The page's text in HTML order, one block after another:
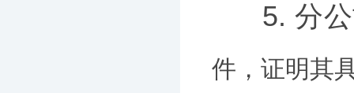
5. 分
件，证明其